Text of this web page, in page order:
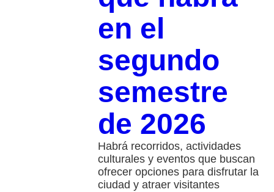
en el
segundo
semestre
de 2026
Habrá recorridos, actividades
culturales y eventos que buscan
ofrecer opciones para disfrutar la
ciudad y atraer visitantes